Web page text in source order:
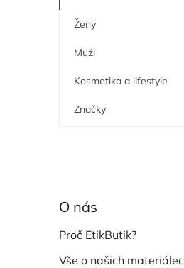
í
Ženy
Muži
Kosmetika a lifestyle
Značky
O nás
Proč EtikButik?
Vše o našich